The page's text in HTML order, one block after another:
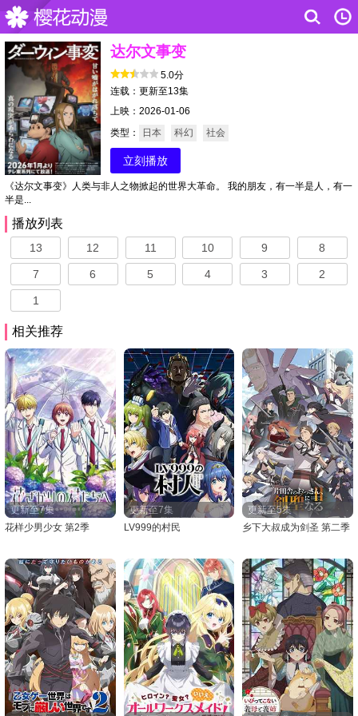
达尔文事变
5.0分
连载：更新至13集
上映：2026-01-06
类型：
日本 科幻 社会
立刻播放
《达尔文事变》人类与非人之物掀起的世界大革命。 我的朋友，有一半是人，有一
半是...
播放列表
13 12 11 10 9 8
7 6 5 4 3 2
1
相关推荐
更新至7集
花样少男少女 第2季
更新至7集
LV999的村民
更新至5集
乡下大叔成为剑圣 第二季